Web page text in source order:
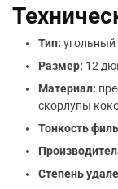
Тип: угольный
Размер: 12
Материал:
скорлупы
Тонкость
Степень